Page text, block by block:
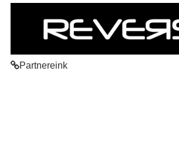
Partnereink